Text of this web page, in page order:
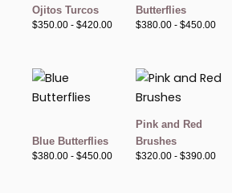
Ojitos Turcos
$350.00 - $420.00
$420.00Butterflies
$380.00 - $450.00
Blue Butterflies
$380.00 - $450.00
Rango
precios:
$380.00
$450.00
Pink and Red
Brushes
$320.00 - $390.00
de